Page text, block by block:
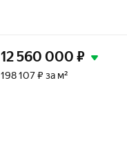
12 560 000 ₽
198 107 ₽ за м²